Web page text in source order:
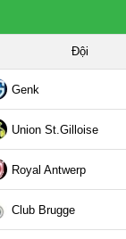
Đội
Genk
Union St.Gilloise
Royal Antwerp
Club Brugge